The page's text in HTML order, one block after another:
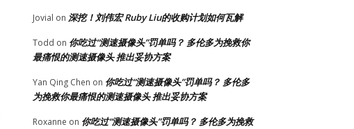
Jovial on 深挖！刘伟宏 Ruby Liu的收购计划如何瓦解
Todd on 你吃过“测速摄像头”罚单吗？ 多伦多为挽救你
最痛恨的测速摄像头 推出妥协方案
Yan Qing Chen on 你吃过“测速摄像头”罚单吗？ 多伦多
为挽救你最痛恨的测速摄像头 推出妥协方案
Roxanne on 你吃过“测速摄像头”罚单吗？ 多伦多为挽救